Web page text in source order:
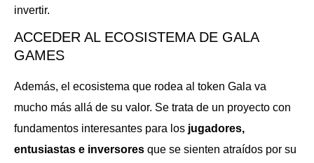
invertir.
ACCEDER AL ECOSISTEMA DE GALA
GAMES
Además, el ecosistema que rodea al token Gala va
mucho más allá de su valor. Se trata de un proyecto con
fundamentos interesantes para los jugadores,
entusiastas e inversores que se sienten atraídos por su